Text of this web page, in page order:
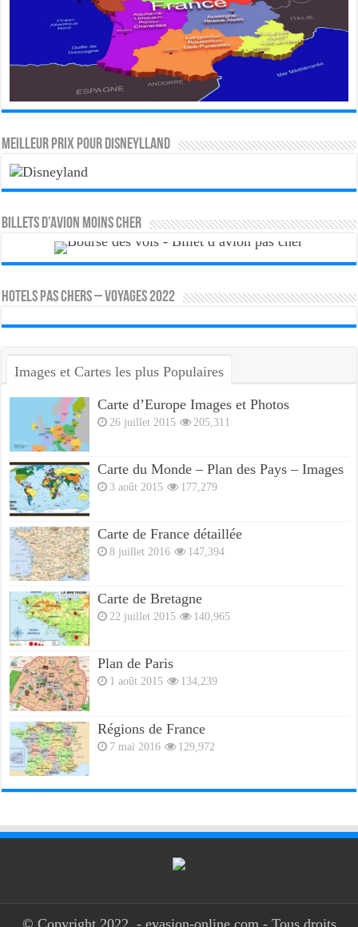
MEILLEUR PRIX POUR DISNEYLLAND
Billets d’avion moins cher
HOTELS PAS CHERS – VOYAGES 2022
Images et Cartes les plus Populaires
Carte d’Europe Images et Photos
26 juillet 2015 205,311
Carte du Monde – Plan des Pays – Images
3 août 2015 177,279
Carte de France détaillée
8 juillet 2016 147,394
Carte de Bretagne
22 juillet 2015 140,965
Plan de Paris
1 août 2015 134,239
Régions de France
7 mai 2016 129,972
© Copyright 2022, - evasion-online.com - Tous droits